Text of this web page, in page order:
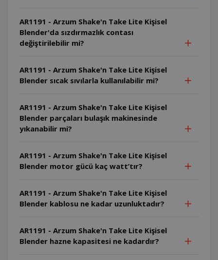
AR1191 - Arzum Shake'n Take Lite Kişisel
Blender'da sızdırmazlık contası
değiştirilebilir mi?
AR1191 - Arzum Shake'n Take Lite Kişisel
Blender sıcak sıvılarla kullanılabilir mi?
AR1191 - Arzum Shake'n Take Lite Kişisel
Blender parçaları bulaşık makinesinde
yıkanabilir mi?
AR1191 - Arzum Shake'n Take Lite Kişisel
Blender motor gücü kaç watt’tır?
AR1191 - Arzum Shake'n Take Lite Kişisel
Blender kablosu ne kadar uzunluktadır?
AR1191 - Arzum Shake'n Take Lite Kişisel
Blender hazne kapasitesi ne kadardır?